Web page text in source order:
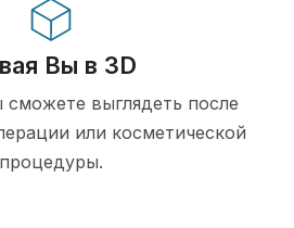
Вы в 3D
сможете выглядеть после
или косметической
процедуры.